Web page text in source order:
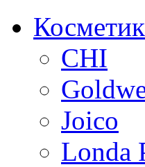
CHI
Joico
Londa